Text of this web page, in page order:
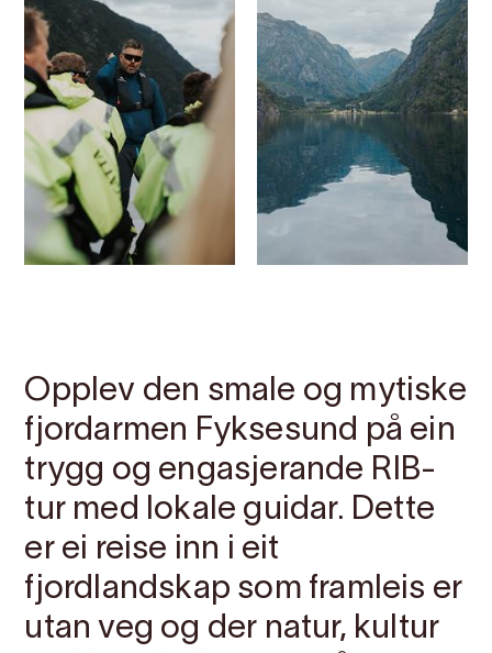
Opplev den smale og mytiske
fjordarmen Fyksesund på ein
trygg og engasjerande RIB-
tur med lokale guidar. Dette
er ei reise inn i eit
fjordlandskap som framleis er
utan veg og der natur, kultur